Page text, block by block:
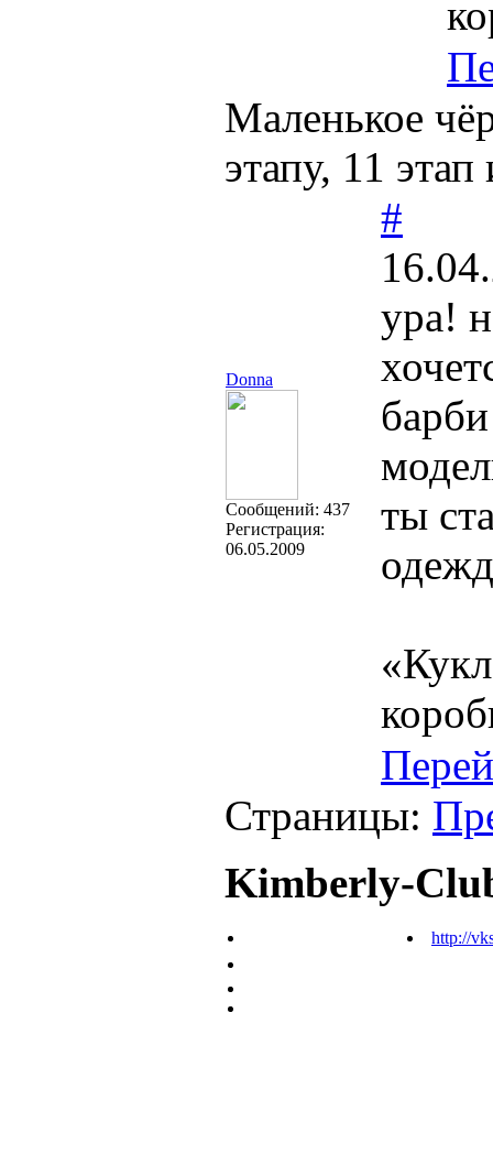
Маленькое
этапу, 11
Donna
Cообщений: 437
Регистрация:
06.05.2009
#
ура!
ты
Страницы:
Kimberly-
http://